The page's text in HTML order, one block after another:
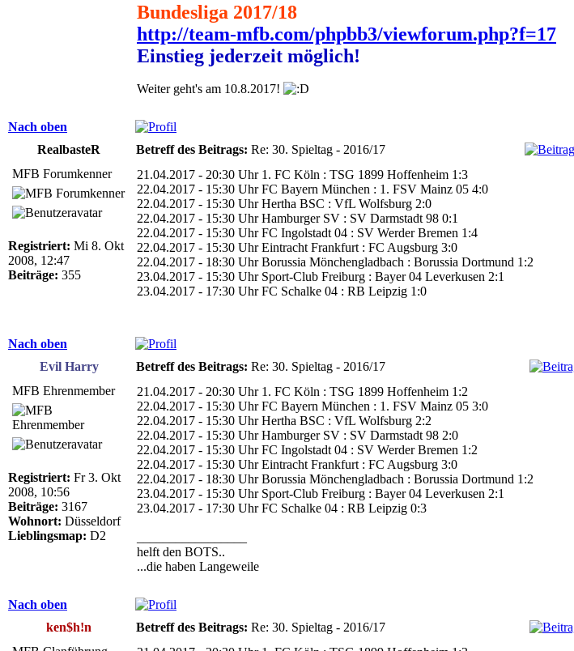
Bundesliga 2017/18
http://team-mfb.com/phpbb3/viewforum.php?f=17
Einstieg jederzeit möglich!
Weiter geht's am 10.8.2017!
Nach oben
RealbasteR
Betreff des Beitrags: Re: 30. Spieltag - 2016/17
MFB Forumkenner
Registriert: Mi 8. Okt
2008, 12:47
Beiträge: 355
21.04.2017 - 20:30 Uhr 1. FC Köln : TSG 1899 Hoffenheim 1:3
22.04.2017 - 15:30 Uhr FC Bayern München : 1. FSV Mainz 05 4:0
22.04.2017 - 15:30 Uhr Hertha BSC : VfL Wolfsburg 2:0
22.04.2017 - 15:30 Uhr Hamburger SV : SV Darmstadt 98 0:1
22.04.2017 - 15:30 Uhr FC Ingolstadt 04 : SV Werder Bremen 1:4
22.04.2017 - 15:30 Uhr Eintracht Frankfurt : FC Augsburg 3:0
22.04.2017 - 18:30 Uhr Borussia Mönchengladbach : Borussia Dortmund 1:2
23.04.2017 - 15:30 Uhr Sport-Club Freiburg : Bayer 04 Leverkusen 2:1
23.04.2017 - 17:30 Uhr FC Schalke 04 : RB Leipzig 1:0
Nach oben
Evil Harry
Betreff des Beitrags: Re: 30. Spieltag - 2016/17
MFB Ehrenmember
Registriert: Fr 3. Okt
2008, 10:56
Beiträge: 3167
Wohnort: Düsseldorf
Lieblingsmap: D2
21.04.2017 - 20:30 Uhr 1. FC Köln : TSG 1899 Hoffenheim 1:2
22.04.2017 - 15:30 Uhr FC Bayern München : 1. FSV Mainz 05 3:0
22.04.2017 - 15:30 Uhr Hertha BSC : VfL Wolfsburg 2:2
22.04.2017 - 15:30 Uhr Hamburger SV : SV Darmstadt 98 2:0
22.04.2017 - 15:30 Uhr FC Ingolstadt 04 : SV Werder Bremen 1:2
22.04.2017 - 15:30 Uhr Eintracht Frankfurt : FC Augsburg 3:0
22.04.2017 - 18:30 Uhr Borussia Mönchengladbach : Borussia Dortmund 1:2
23.04.2017 - 15:30 Uhr Sport-Club Freiburg : Bayer 04 Leverkusen 2:1
23.04.2017 - 17:30 Uhr FC Schalke 04 : RB Leipzig 0:3
helft den BOTS..
...die haben Langeweile
Nach oben
ken$h!n
Betreff des Beitrags: Re: 30. Spieltag - 2016/17